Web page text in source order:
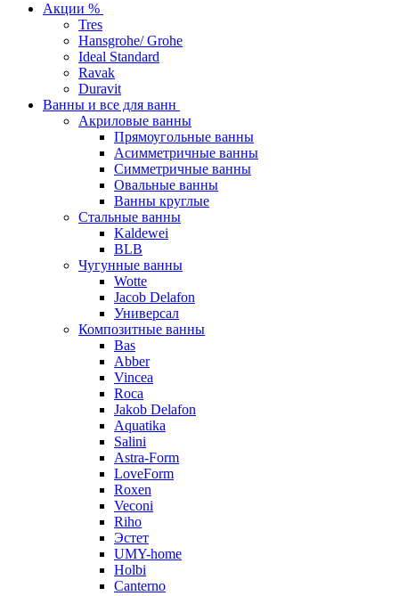
Акции %
Tres
Hansgrohe/ Grohe
Ideal Standard
Ravak
Duravit
Ванны и все для ванн
Акриловые ванны
Прямоугольные ванны
Асимметричные ванны
Симметричные ванны
Овальные ванны
Ванны круглые
Стальные ванны
Kaldewei
BLB
Чугунные ванны
Wotte
Jacob Delafon
Универсал
Композитные ванны
Bas
Abber
Vincea
Roca
Jakob Delafon
Aquatika
Salini
Astra-Form
LoveForm
Roxen
Veconi
Riho
Эстет
UMY-home
Holbi
Canterno